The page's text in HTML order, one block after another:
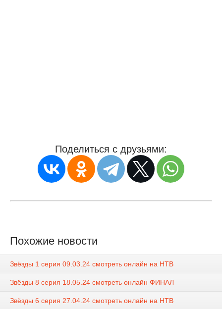
Поделиться с друзьями:
Похожие новости
Звёзды 1 серия 09.03.24 смотреть онлайн на НТВ
Звёзды 8 серия 18.05.24 смотреть онлайн ФИНАЛ
Звёзды 6 серия 27.04.24 смотреть онлайн на НТВ